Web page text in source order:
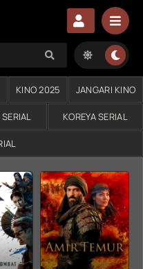
KINO 2025 JANGARI KINO
SERIAL KOREYA SERIAL